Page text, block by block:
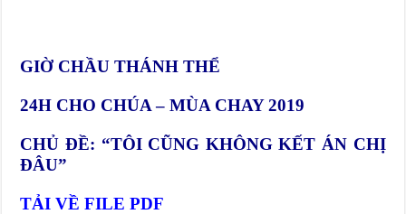
GIỜ CHẦU THÁNH THỂ
24H CHO CHÚA – MÙA CHAY 2019
CHỦ ĐỀ: “TÔI CŨNG KHÔNG KẾT ÁN CHỊ
ĐÂU”
TẢI VỀ FILE PDF